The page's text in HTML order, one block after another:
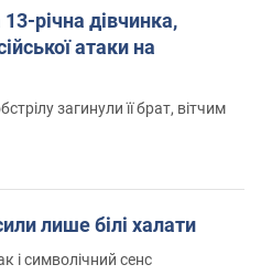
річна дівчинка,
атаки на
загинули її брат, вітчим
лише білі халати
і символічний сенс